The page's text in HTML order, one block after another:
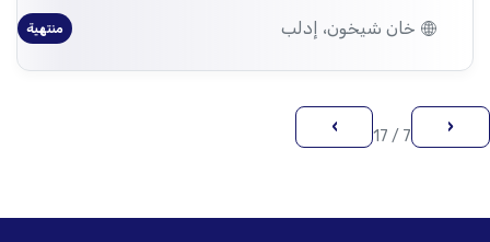
خان شيخون، إدلب منتهية
‹
7 / 17
›